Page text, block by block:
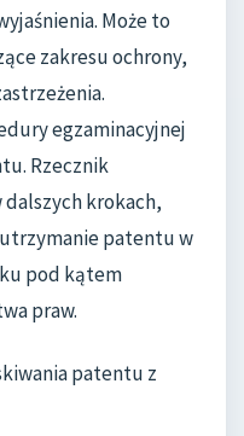
Może to
zakresu ochrony,
egzaminacyjnej
Rzecznik
krokach,
patentu w
pod kątem
praw.
patentu z